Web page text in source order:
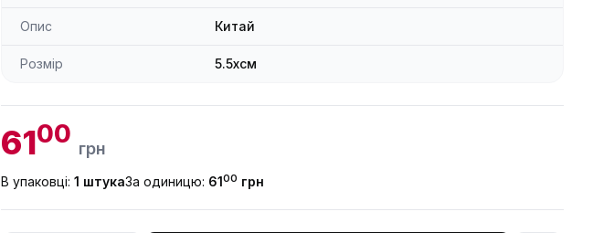
Опис Китай
Розмір 5.5xсм
6100 грн
В упаковці: 1 штукаЗа одиницю: 6100 грн